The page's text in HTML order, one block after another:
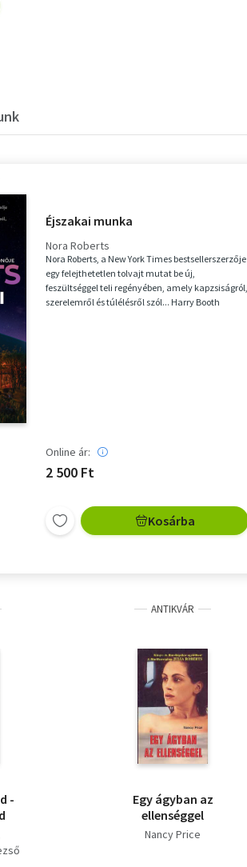
Éjszakai munka
Nora Roberts
Nora Roberts, a New York Times bestsellerszerzője
egy felejthetetlen tolvajt mutat be új,
feszültséggel teli regényében, amely kapzsiságról,
szerelemről és túlélésről szól... Harry Booth
Online ár:
2 500 Ft
Kosárba
-
ANTIKVÁR
Egy ágyban az
ellenséggel
Nancy Price